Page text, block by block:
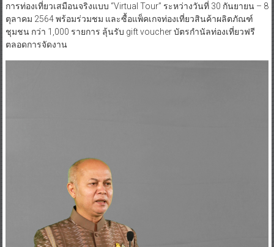
การท่องเที่ยวเสมือนจริงแบบ “Virtual Tour” ระหว่างวันที่ 30 กันยายน – 8
ตุลาคม 2564 พร้อมร่วมชม และซื้อแพ็คเกจท่องเที่ยวสินค้าผลิตภัณฑ์
ชุมชน กว่า 1,000 รายการ ลุ้นรับ gift voucher บัตรกำนัลท่องเที่ยวฟรี
ตลอดการจัดงาน